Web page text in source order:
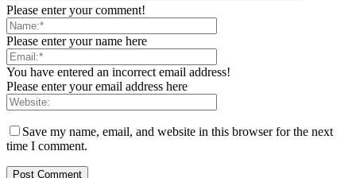
Please enter your comment!
Please enter your name here
You have entered an incorrect email address!
Please enter your email address here
Save my name, email, and website in this browser for the next
time I comment.